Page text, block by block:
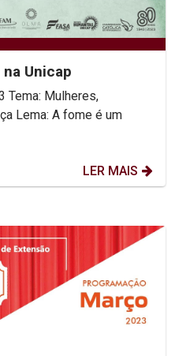
Unicap
LER MAIS